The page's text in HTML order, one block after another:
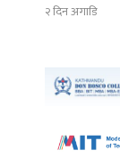
२ दिन अगाडि